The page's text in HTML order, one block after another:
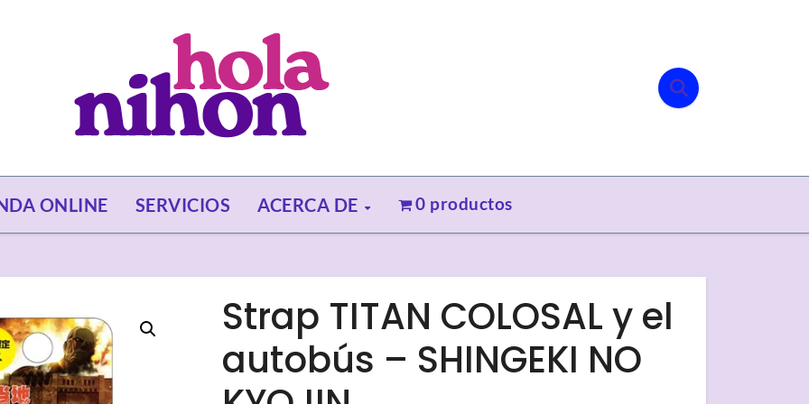
ONLINE SERVICIOS ACERCA DE 0 productos
Strap TITAN COLOSAL y el
autobús – SHINGEKI NO